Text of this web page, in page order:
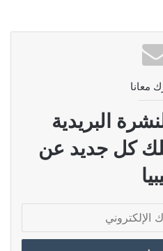
معانا
البريدية
كل جديد عن